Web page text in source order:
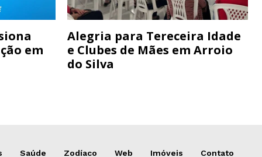
em
Alegria para Tereceira Idade
e Clubes de Mães em Arroio
do Silva
Saúde Zodíaco Web Imóveis Contato